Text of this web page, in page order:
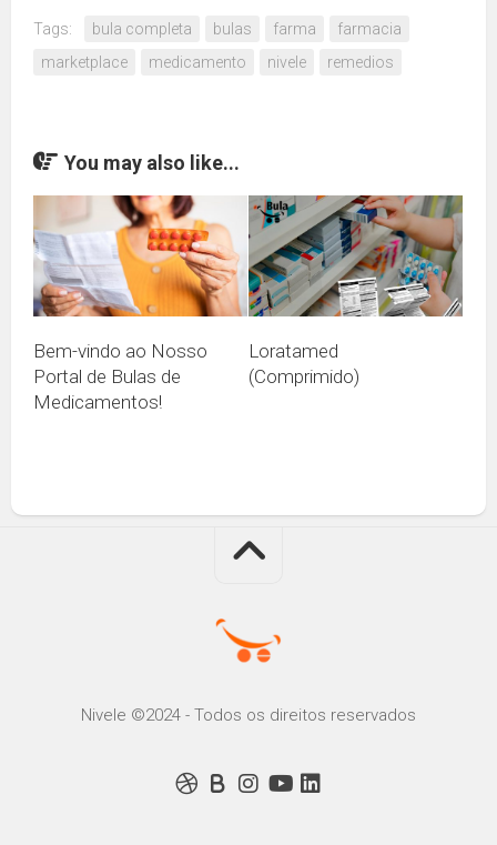
Tags: bula completa bulas farma
farmacia
marketplace
medicamento nivele remedios
You may also like...
Bem-vindo ao Nosso
Portal de Bulas de
Medicamentos!
Loratamed
(Comprimido)
Nivele ©2024 - Todos os direitos reservados